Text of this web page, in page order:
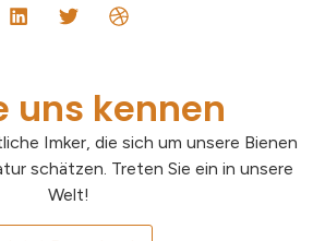
uns kennen
Imker, die sich um unsere Bienen
schätzen. Treten Sie ein in unsere
Welt!